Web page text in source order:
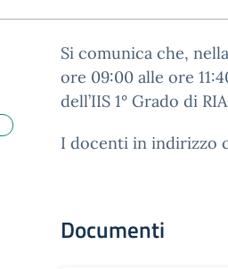
Si comunica che,
ore 09:00 alle ore
dell’IIS 1° Grado di
I docenti in indirizzo
Documenti